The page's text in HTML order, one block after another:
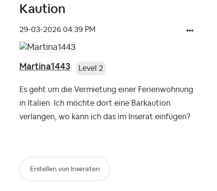
Kaution
‎29-03-2026 04:39 PM
Martina1443 Level 2
Es geht um die Vermietung einer Ferienwohnung
in Italien. Ich möchte dort eine Barkaution
verlangen, wo kann ich das im Inserat einfügen?
Erstellen von Inseraten